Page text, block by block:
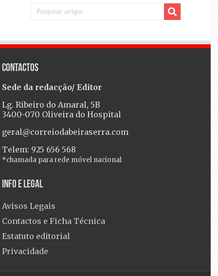
Contactos
Sede da redacção/ Editor
Lg. Ribeiro do Amaral, 5B
3400-070 Oliveira do Hospital
geral@correiodabeiraserra.com
Telem: 925 656 568
*chamada para rede móvel nacional
Info e Legal
Avisos Legais
Contactos e Ficha Técnica
Estatuto editorial
Privacidade